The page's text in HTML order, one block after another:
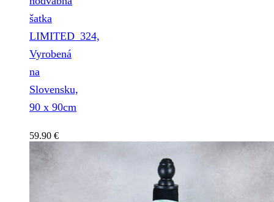
šatka
LIMITED_324,
Vyrobená
na
Slovensku,
90 x 90cm
59.90 €